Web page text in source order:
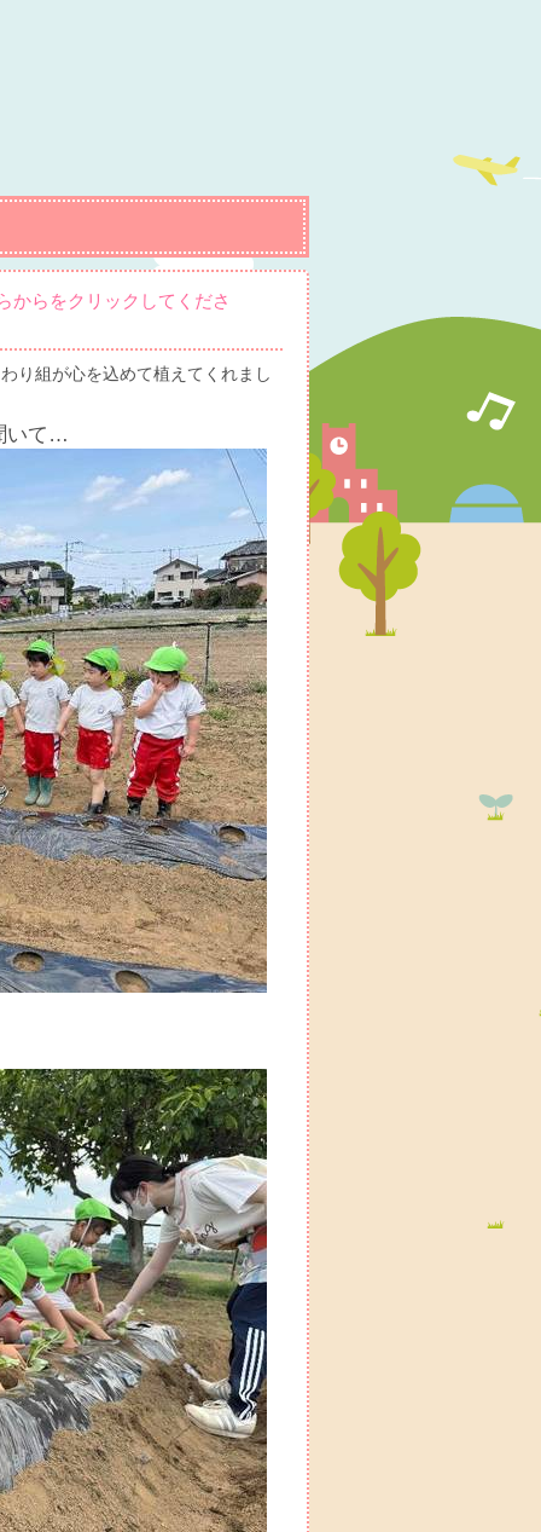
からをクリックしてくださ
り組が心を込めて植えてくれまし
いて…